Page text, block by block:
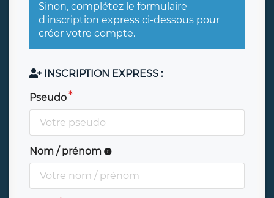
Sinon, complétez le formulaire
d'inscription express ci-dessous pour
créer votre compte.
INSCRIPTION EXPRESS :
Pseudo
Nom / prénom